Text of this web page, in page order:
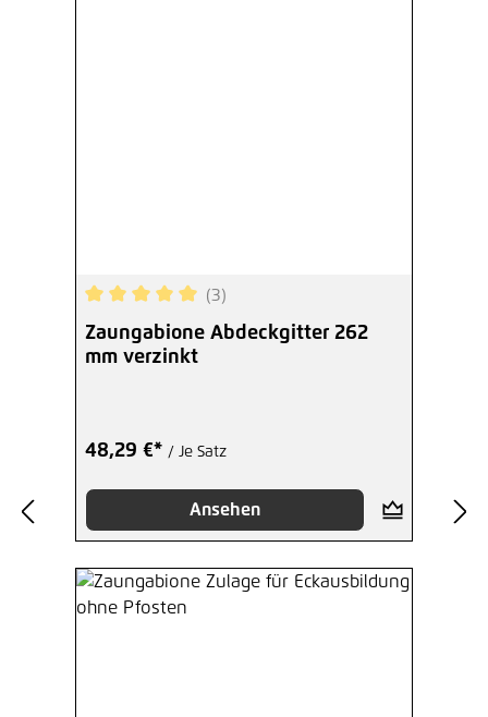
Durchschnittliche Bewertung von 5 von 5
(3)
Zaungabione Abdeckgitter 262
mm verzinkt
48,29 €* / Je Satz
Ansehen